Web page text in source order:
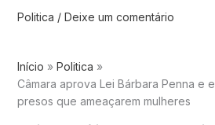
Politica / Deixe um comentário
Início
Politica
Câmara aprova Lei Bárbara Penna e
presos que ameaçarem mulheres